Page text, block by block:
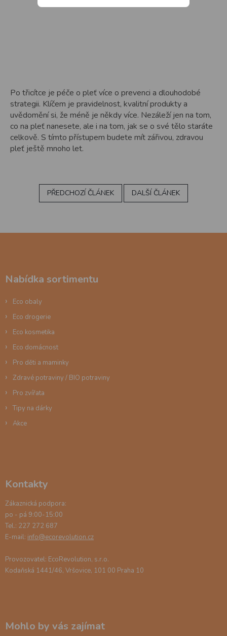
Po třicítce je péče o pleť více o prevenci a dlouhodobé
strategii. Klíčem je pravidelnost, kvalitní produkty a
uvědomění si, že méně je někdy více. Nezáleží jen na tom,
co na pleť nanesete, ale i na tom, jak se o své tělo staráte
celkově. S tímto přístupem budete mít zářivou, zdravou
pleť ještě mnoho let.
PŘEDCHOZÍ ČLÁNEK DALŠÍ ČLÁNEK
Nabídka sortimentu
Eco obaly
Eco drogerie
Eco kosmetika
Eco domácnost
Pro děti a maminky
Zdravé potraviny / BIO potraviny
Pro zvířata
Tipy na dárky
Akce
Kontakty
Zákaznická podpora:
po - pá 9:00-15:00
Tel.: 227 272 687
E-mail: info@ecorevolution.cz
Provozovatel: EcoRevolution, s.r.o.
Kodaňská 1441/46, Vršovice, 101 00 Praha 10
Mohlo by vás zajímat